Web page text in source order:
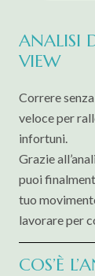
ANALISI
VIEW
Correre
veloce per
infortuni.
Grazie
puoi
tuo
lavorare per
COS’È